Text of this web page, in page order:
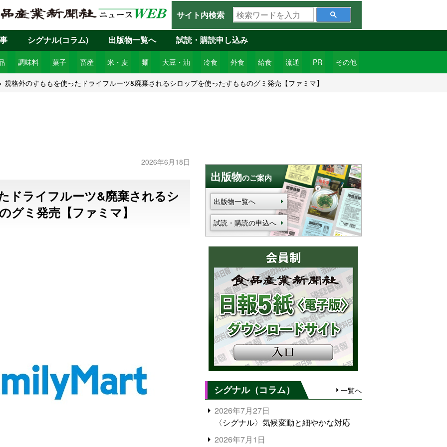
サイト内検索
検
索
ワ
ー
ド
を
入
調味料 菓子 畜産 米・麦 麺 大豆・油 冷食 外食 給食 流通 PR その他
シグナル(コラム) 出版物一覧へ 試読・購読申し込み
規格外のすももを使ったドライフルーツ&廃棄されるシロップを使ったすもものグミ発売【ファミマ】
2026年6月18日
ドライフルーツ&廃棄されるシ
グミ発売【ファミマ】
出版物のご案内
出版物一覧へ
試読・購読の申込へ
シグナル（コラム） 一覧へ
2026年7月27日
〈シグナル〉気候変動と細やかな対応
2026年7月1日